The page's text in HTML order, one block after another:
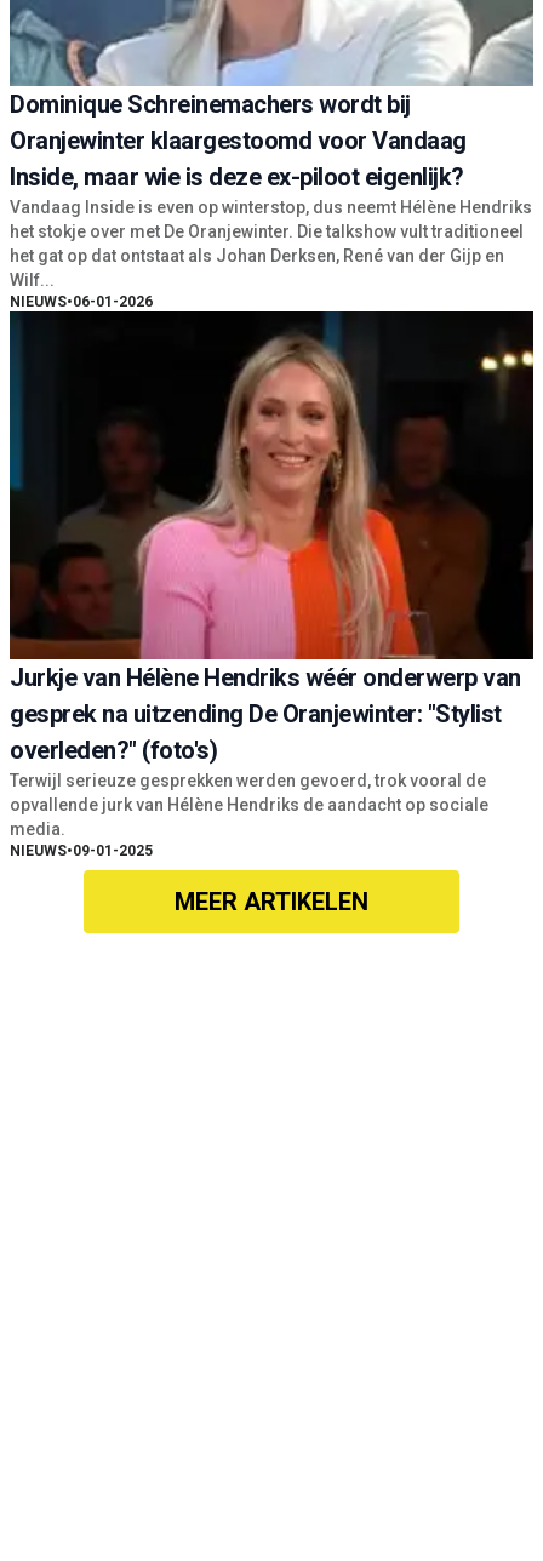
Dominique Schreinemachers wordt bij
Oranjewinter klaargestoomd voor Vandaag
Inside, maar wie is deze ex-piloot eigenlijk?
Vandaag Inside is even op winterstop, dus neemt Hélène Hendriks
het stokje over met De Oranjewinter. Die talkshow vult traditioneel
het gat op dat ontstaat als Johan Derksen, René van der Gijp en
Wilf...
NIEUWS•06-01-2026
Jurkje van Hélène Hendriks wéér onderwerp van
gesprek na uitzending De Oranjewinter: "Stylist
overleden?" (foto's)
Terwijl serieuze gesprekken werden gevoerd, trok vooral de
opvallende jurk van Hélène Hendriks de aandacht op sociale
media.
NIEUWS•09-01-2025
MEER ARTIKELEN